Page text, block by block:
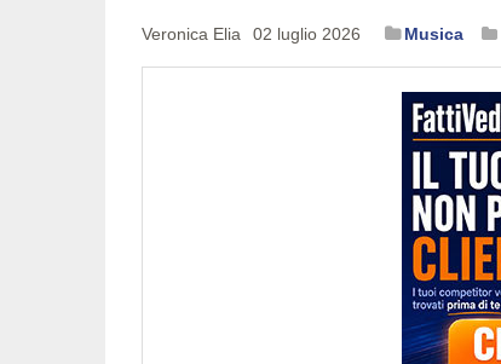
Veronica Elia 02 luglio 2026 Musica